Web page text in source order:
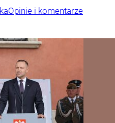
Opinie i komentarze